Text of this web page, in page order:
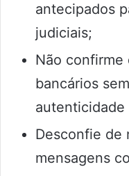
antecipados
judiciais;
Não confirme
bancários
Desconfie de
mensagens